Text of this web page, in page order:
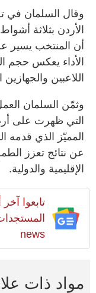
وقال السلمان في
أن المنتخب يسير
الأداء يعكس حجم
اللاعبين والجهازين
وثمّن السلمان
التي ظهرت على
المميّز الذي قدمه
عن نتائج تعزز
الإقليمية والدولية.
تابعوا آخر
news
مواد ذات